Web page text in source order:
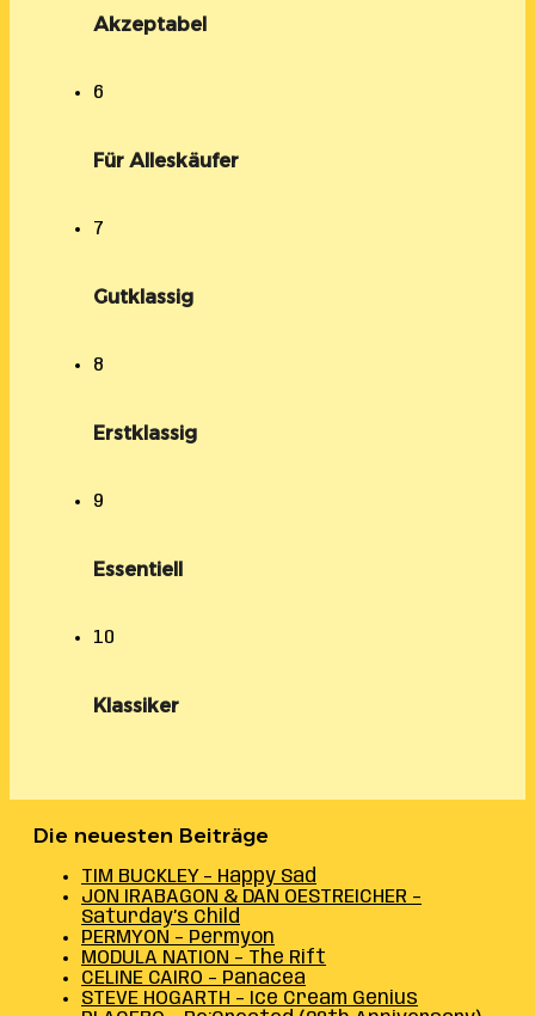
Akzeptabel
6
Für Alleskäufer
7
Gutklassig
8
Erstklassig
9
Essentiell
10
Klassiker
Die neuesten Beiträge
TIM BUCKLEY – Happy Sad
JON IRABAGON & DAN OESTREICHER –
Saturday’s Child
PERMYON – Permyon
MODULA NATION – The Rift
CELINE CAIRO – Panacea
STEVE HOGARTH – Ice Cream Genius